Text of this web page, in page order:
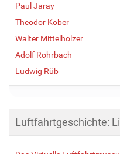
Paul Jaray
Theodor Kober
Walter Mittelholzer
Adolf Rohrbach
Ludwig Rüb
Luftfahrtgeschichte: